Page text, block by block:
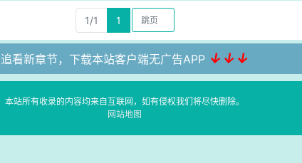
1/1 1
追看新章节，下载本站客户端无广告APP ↓↓↓
本站所有收录的内容均来自互联网，如有侵权我们将尽快删除。
网站地图